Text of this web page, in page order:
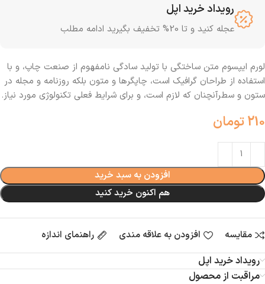
رویداد خرید اپل
عجله کنید و تا 20% تخفیف بگیرید ادامه مطلب
لورم ایپسوم متن ساختگی با تولید سادگی نامفهوم از صنعت چاپ، و با
استفاده از طراحان گرافیک است، چاپگرها و متون بلکه روزنامه و مجله در
ستون و سطرآنچنان که لازم است، و برای شرایط فعلی تکنولوژی مورد نیاز.
210تومان
افزودن به سبد خرید
هم اکنون خرید کنید
مقایسه افزودن به علاقه مندی راهنمای اندازه
رویداد خرید اپل
مراقبت از محصول